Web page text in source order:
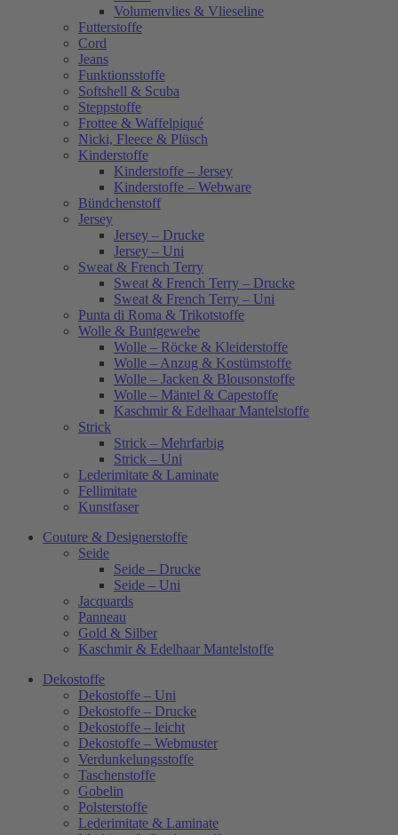
Volumenvlies & Vlieseline
Futterstoffe
Cord
Jeans
Funktionsstoffe
Softshell & Scuba
Steppstoffe
Frottee & Waffelpiqué
Nicki, Fleece & Plüsch
Kinderstoffe
Kinderstoffe – Jersey
Kinderstoffe – Webware
Bündchenstoff
Jersey
Jersey – Drucke
Jersey – Uni
Sweat & French Terry
Sweat & French Terry – Drucke
Sweat & French Terry – Uni
Punta di Roma & Trikotstoffe
Wolle & Buntgewebe
Wolle – Röcke & Kleiderstoffe
Wolle – Anzug & Kostümstoffe
Wolle – Jacken & Blousonstoffe
Wolle – Mäntel & Capestoffe
Kaschmir & Edelhaar Mantelstoffe
Strick
Strick – Mehrfarbig
Strick – Uni
Lederimitate & Laminate
Fellimitate
Kunstfaser
Couture & Designerstoffe
Seide
Seide – Drucke
Seide – Uni
Jacquards
Panneau
Gold & Silber
Kaschmir & Edelhaar Mantelstoffe
Dekostoffe
Dekostoffe – Uni
Dekostoffe – Drucke
Dekostoffe – leicht
Dekostoffe – Webmuster
Verdunkelungsstoffe
Taschenstoffe
Gobelin
Polsterstoffe
Lederimitate & Laminate